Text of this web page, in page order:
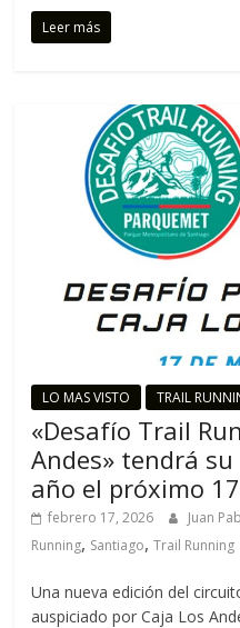
Leer más
LO MAS VISTO TRAIL
«Desafío Trail
Andes» tendrá
año el próximo
febrero 17, 2026 Juan
Running, Santiago,Trail Running
Una nueva edición del
auspiciado por Caja Los